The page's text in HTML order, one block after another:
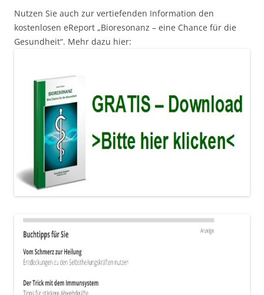
Nutzen Sie auch zur vertiefenden Information den
kostenlosen eReport „Bioresonanz – eine Chance für die
Gesundheit“. Mehr dazu hier: